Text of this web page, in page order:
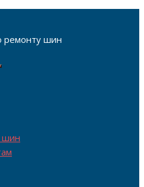
ремонту шин
шин